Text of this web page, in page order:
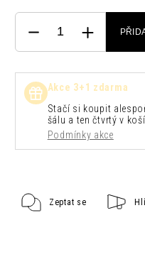
Akce 3+1 zdarma
Stačí si koupit
šálu a ten čtvrtý v
Podmínky akce
Zeptat se